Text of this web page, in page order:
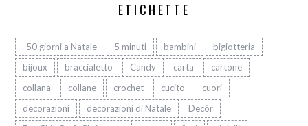
ETICHETTE
-50 giorni a Natale 5 minuti bambini
bigiotteria
bijoux
braccialetto Candy carta
cartone
collana
collane crochet cucito
cuori
decorazioni
decorazioni di Natale
Decòr